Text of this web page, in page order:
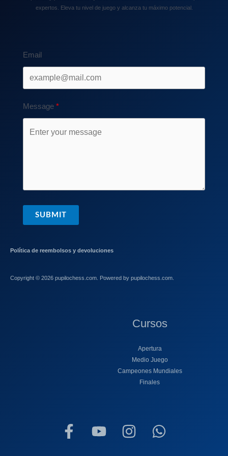
expertos. Eleva tu nivel de juego y alcanza tu máximo potencial.
Email
Message
SUBMIT
Política de reembolsos y devoluciones
Copyright © 2026 pupilochess.com. Powered by pupilochess.com.
Cursos
Apertura
Medio Juego
Campeones Mundiales
Finales